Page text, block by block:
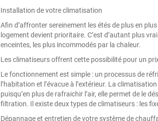
Installation de votre climatisation
Afin d’affronter sereinement les étés de plus en
logement devient prioritaire. C’est d’autant plus
enceintes, les plus incommodés par la chaleur.
Les climatiseurs offrent cette possibilité pour un
Le fonctionnement est simple : un processus de
l’habitation et l’évacue à l’extérieur. La
puisqu’en plus de rafraichir l’air, elle permet de le
filtration. Il existe deux types de climatiseurs : les
Dépannage et entretien de votre système de